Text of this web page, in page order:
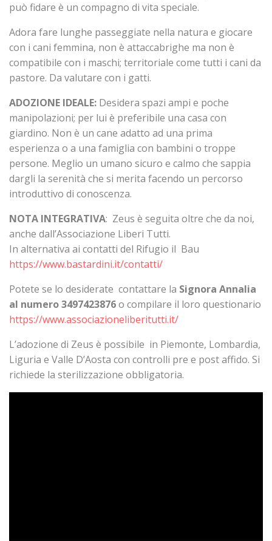
può fidare è un compagno di vita speciale.
Adora fare lunghe passeggiate nella natura e giocare
con i cani femmina, non è attaccabrighe ma non è
compatibile con i maschi; territoriale come tutti i cani da
pastore. Da valutare con i gatti.
ADOZIONE IDEALE: Desidera spazi ampi e poche
manipolazioni; per lui è preferibile una casa con
giardino. Non è un cane adatto ad una prima
esperienza o a una famiglia con bambini o troppe
persone. Meglio un umano sicuro e calmo che sappia
dargli la serenità che si merita facendo un percorso
introduttivo di conoscenza.
NOTA INTEGRATIVA: Zeus è seguita oltre che da noi,
anche dall’Associazione Liberi Tutti.
In alternativa ai contatti del Rifugio il Bau
https://www.bastardini.it/contatti/
Potete se lo desiderate contattare la Signora Annalia
al numero 3497423876o compilare il loro questionario
https://www.associazioneliberitutti.it/
L’adozione di Zeus è possibile in Piemonte, Lombardia,
Liguria e Valle D’Aosta con controlli pre e post affido. Si
richiede la sterilizzazione obbligatoria.